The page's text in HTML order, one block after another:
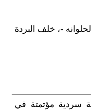
-، خلف البردة
سردية مؤتمتة في